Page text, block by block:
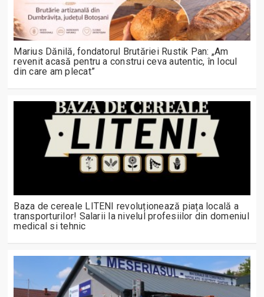
Marius Dănilă, fondatorul Brutăriei Rustik Pan: „Am
revenit acasă pentru a construi ceva autentic, în locul
din care am plecat”
Baza de cereale LITENI revoluționează piața locală a
transporturilor! Salarii la nivelul profesiilor din domeniul
medical si tehnic